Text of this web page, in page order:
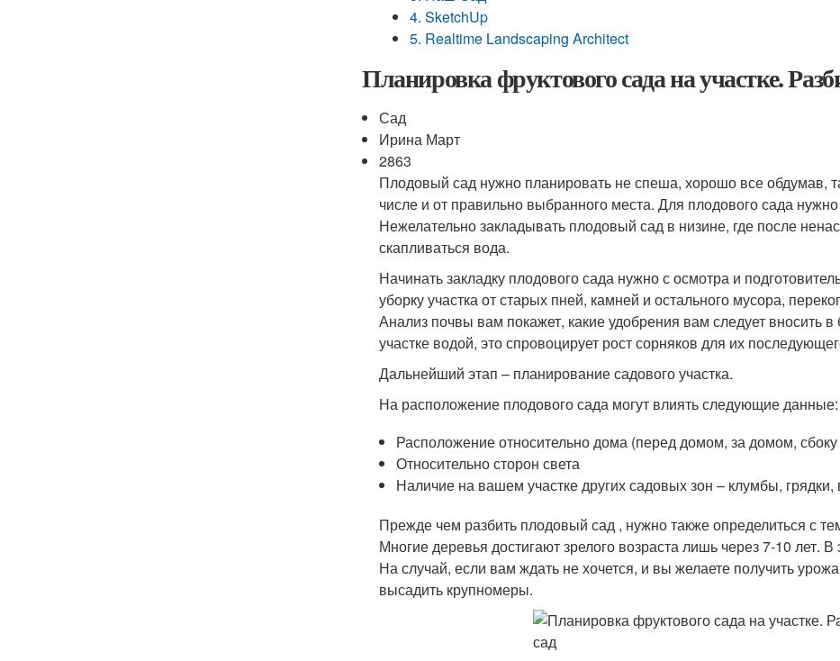
4. SketchUp
5. Realtime Landscaping Architect
Планировка фруктового сада на участке.
Сад
Ирина Март
2863
Плодовый сад нужно планировать не спеша, хорошо все обдумав,
числе и от правильно выбранного места. Для плодового сада
Нежелательно закладывать плодовый сад в низине, где после
скапливаться вода.
Начинать закладку плодового сада нужно с осмотра и
уборку участка от старых пней, камней и остального мусора,
Анализ почвы вам покажет, какие удобрения вам следует вносить
участке водой, это спровоцирует рост сорняков для их
Дальнейший этап – планирование садового участка.
На расположение плодового сада могут влиять следующие данные:
Расположение относительно дома (перед домом, за домом,
Относительно сторон света
Наличие на вашем участке других садовых зон – клумбы, грядки,
Прежде чем разбить плодовый сад , нужно также определиться с
Многие деревья достигают зрелого возраста лишь через 7-10 лет.
На случай, если вам ждать не хочется, и вы желаете получить
высадить крупномеры.